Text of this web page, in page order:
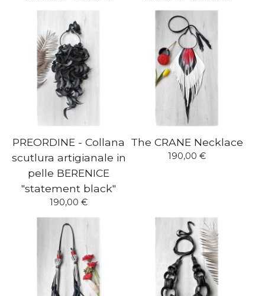
PREORDINE - Collana
scutlura artigianale in
pelle BERENICE
"statement black"
190,00 €
The CRANE Necklace
190,00 €